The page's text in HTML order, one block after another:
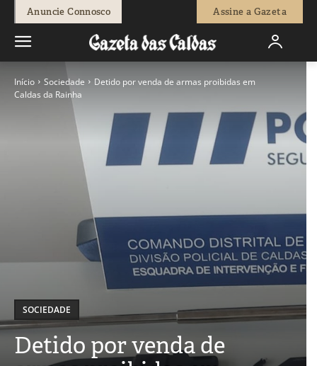
Anuncie Connosco Assine a Gazeta
Início Sociedade
Detido por venda de armas proibidas em
Caldas da Rainha
SOCIEDADE
Detido por venda de